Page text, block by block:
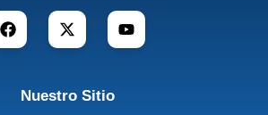
Nuestro Sitio